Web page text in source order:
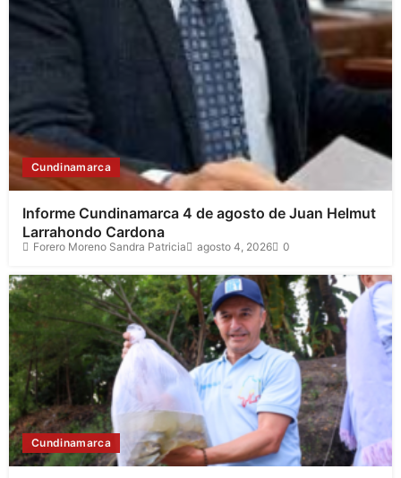
Cundinamarca
Informe Cundinamarca 4 de agosto de Juan Helmut
Larrahondo Cardona
Forero Moreno Sandra Patricia agosto 4, 2026 0
Cundinamarca